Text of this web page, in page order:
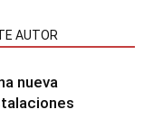
AUTOR
nueva